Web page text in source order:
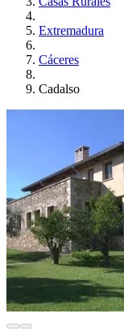
Extremadura
Cáceres
Cadalso